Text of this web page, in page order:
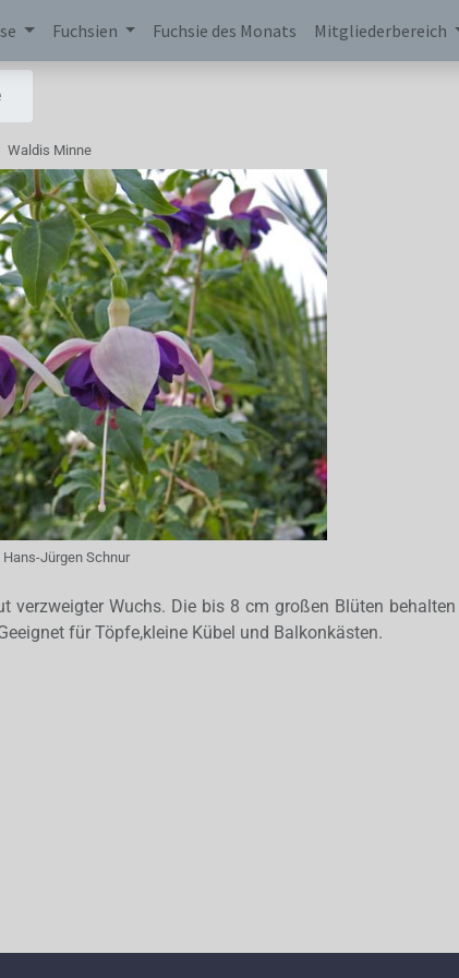
Fuchsien Fuchsie des Monats Mitgliederbereich
Waldis Minne
Hans-Jürgen Schnur
verzweigter Wuchs. Die bis 8 cm großen Blüten
für Töpfe,kleine Kübel und Balkonkästen.